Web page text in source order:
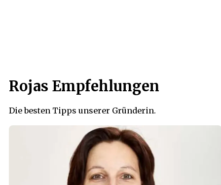
Rojas Empfehlungen
Die besten Tipps unserer Gründerin.